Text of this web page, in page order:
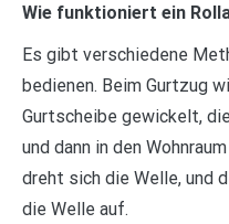
Wie funktioniert ein
Es gibt verschiedene
bedienen. Beim Gurtzug
Gurtscheibe gewickelt,
und dann in den
dreht sich die Welle, und
die Welle auf.